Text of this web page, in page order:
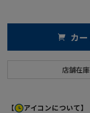
カ
【 アイコンについて】